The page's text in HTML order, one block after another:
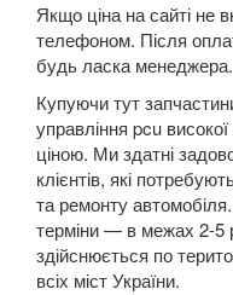
M5 E60/E61
5 Series F07 GT
5 Series F10
M5 F10
5 Series F11
5 Series G30/G31
Якщо ціна на сайті не
телефоном. Після
будь ласка менеджера.
Купуючи тут
управління pcu
ціною. Ми здатні
клієнтів, які
та ремонту
терміни — в межах 2-5
здійснюється по
всіх міст України.